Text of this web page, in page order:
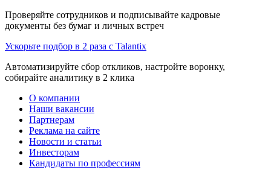
Проверяйте сотрудников и подписывайте кадровые
документы без бумаг и личных встреч
Ускорьте подбор в 2 раза с Talantix
Автоматизируйте сбор откликов, настройте воронку,
собирайте аналитику в 2 клика
О компании
Наши вакансии
Партнерам
Реклама на сайте
Новости и статьи
Инвесторам
Кандидаты по профессиям